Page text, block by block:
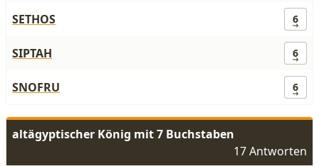
SETHOS 6
SIPTAH 6
SNOFRU 6
altägyptischer König mit 7 Buchstaben
17 Antworten